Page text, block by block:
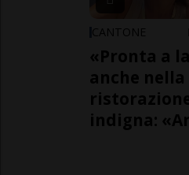
CANTONE
«Pronta a
anche nella
indigna: